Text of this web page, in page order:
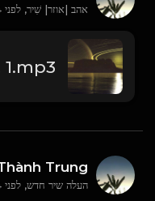
אהב |אוזר| שִׁיר, לפני 4 שנים
Trung
העלה שיר חדש, לפני 4 שנים